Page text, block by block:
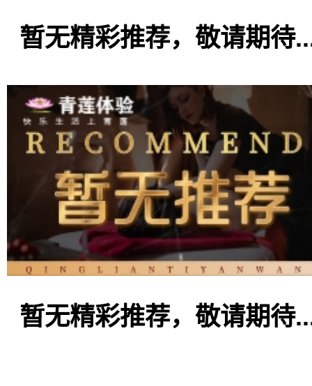
暂无精彩推荐，敬请期待
暂无精彩推荐，敬请期待